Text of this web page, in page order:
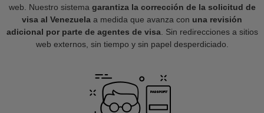
web. Nuestro sistema garantiza la corrección de la solicitud de
visa al Venezuela a medida que avanza con una revisión
adicional por parte de agentes de visa. Sin redirecciones a sitios
web externos, sin tiempo y sin papel desperdiciado.